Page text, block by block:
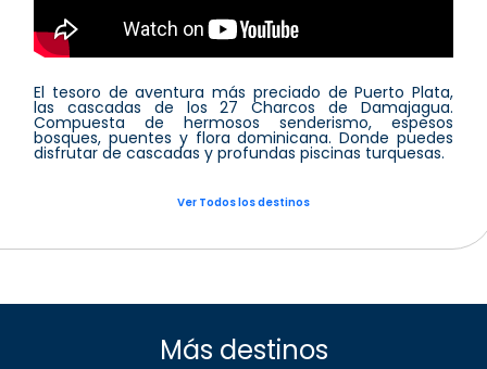
El tesoro de aventura más preciado de Puerto Plata,
las cascadas de los 27 Charcos de Damajagua.
Compuesta de hermosos senderismo, espesos
bosques, puentes y flora dominicana. Donde puedes
disfrutar de cascadas y profundas piscinas turquesas.
Ver Todos los destinos
Más destinos